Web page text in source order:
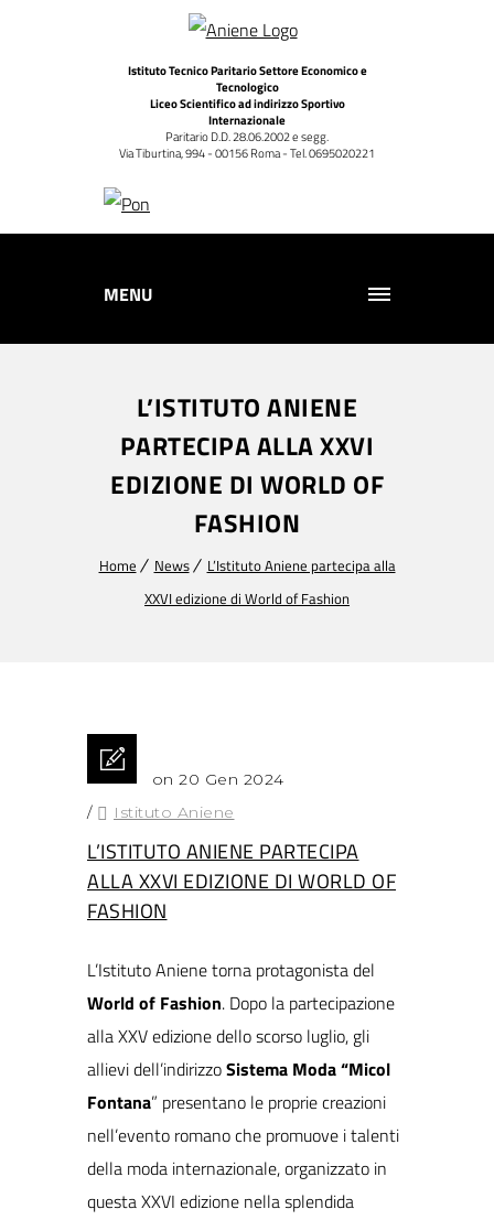
Istituto Tecnico Paritario Settore Economico e
Tecnologico
Liceo Scientifico ad indirizzo Sportivo
Internazionale
Paritario D.D. 28.06.2002 e segg.
Via Tiburtina, 994 - 00156 Roma - Tel. 0695020221
MENU
L’ISTITUTO ANIENE
PARTECIPA ALLA XXVI
EDIZIONE DI WORLD OF
FASHION
Home News
L’Istituto Aniene partecipa alla
XXVI edizione di World of Fashion
Posted on 20 Gen 2024
/
Istituto Aniene
L’ISTITUTO ANIENE PARTECIPA
ALLA XXVI EDIZIONE DI WORLD OF
FASHION
L’Istituto Aniene torna protagonista del
World of Fashion. Dopo la partecipazione
alla XXV edizione dello scorso luglio, gli
allievi dell’indirizzoSistema Moda “Micol
Fontana” presentano le proprie creazioni
nell’evento romano che promuove i talenti
della moda internazionale, organizzato in
questa XXVI edizione nella splendida